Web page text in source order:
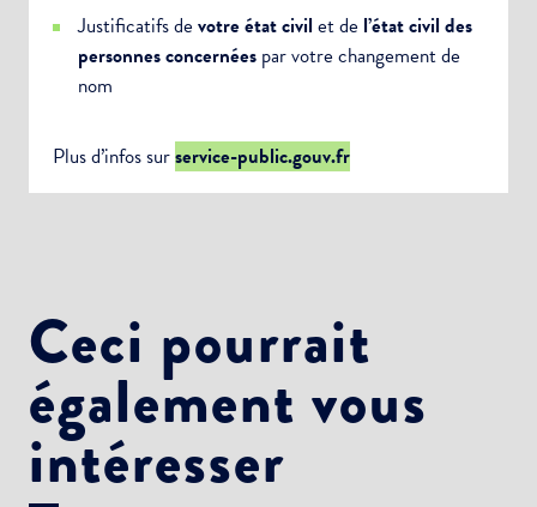
Justificatifs de votre état civilet de l’état civil des
personnes concernées par votre changement de
nom
Plus d’infos surservice-public.gouv.fr
Ceci pourrait
également vous
intéresser